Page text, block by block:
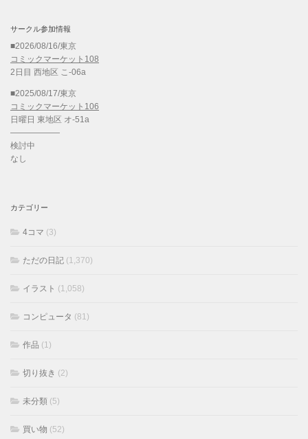
サークル参加情報
■2026/08/16/東京
コミックマーケット108
2日目 西地区 こ-06a
■2025/08/17/東京
コミックマーケット106
日曜日 東地区 オ-51a
——————
検討中
なし
カテゴリー
4コマ (3)
ただの日記 (1,370)
イラスト (1,058)
コンピュータ (81)
作品 (1)
切り抜き (2)
未分類 (5)
買い物 (52)